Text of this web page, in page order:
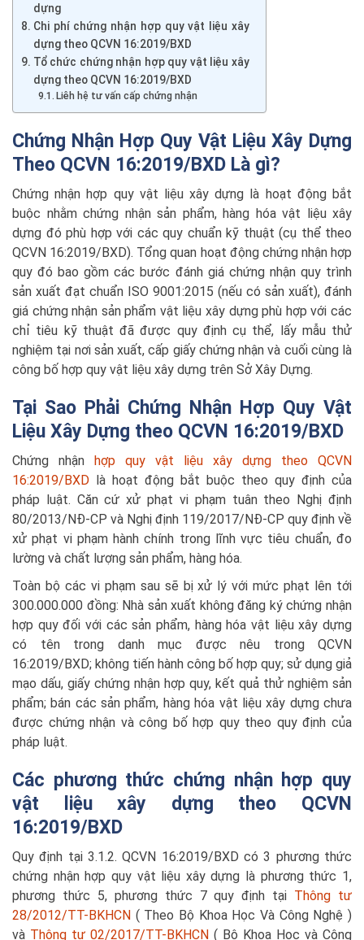
dựng
Chi phí chứng nhận hợp quy vật liệu xây
dựng theo QCVN 16:2019/BXD
Tổ chức chứng nhận hợp quy vật liệu xây
dựng theo QCVN 16:2019/BXD
Liêh hệ tư vấn cấp chứng nhận
Chứng Nhận Hợp Quy Vật Liệu Xây Dựng
Theo QCVN 16:2019/BXD Là gì?
Chứng nhận hợp quy vật liệu xây dựng là hoạt động bắt
buộc nhằm chứng nhận sản phẩm, hàng hóa vật liệu xây
dựng đó phù hợp với các quy chuẩn kỹ thuật (cụ thể theo
QCVN 16:2019/BXD). Tổng quan hoạt động chứng nhận hợp
quy đó bao gồm các bước đánh giá chứng nhận quy trình
sản xuất đạt chuẩn ISO 9001:2015 (nếu có sản xuất), đánh
giá chứng nhận sản phẩm vật liệu xây dựng phù hợp với các
chỉ tiêu kỹ thuật đã được quy định cụ thể, lấy mẫu thử
nghiệm tại nơi sản xuất, cấp giấy chứng nhận và cuối cùng là
công bố hợp quy vật liệu xây dựng trên Sở Xây Dựng.
Tại Sao Phải Chứng Nhận Hợp Quy Vật
Liệu Xây Dựng theo QCVN 16:2019/BXD
Chứng nhận hợp quy vật liệu xây dựng theo QCVN
16:2019/BXD là hoạt động bắt buộc theo quy định của
pháp luật. Căn cứ xử phạt vi phạm tuân theo Nghị định
80/2013/NĐ-CP và Nghị định 119/2017/NĐ-CP quy định về
xử phạt vi phạm hành chính trong lĩnh vực tiêu chuẩn, đo
lường và chất lượng sản phẩm, hàng hóa.
Toàn bộ các vi phạm sau sẽ bị xử lý với mức phạt lên tới
300.000.000 đồng: Nhà sản xuất không đăng ký chứng nhận
hợp quy đối với các sản phẩm, hàng hóa vật liệu xây dựng
có tên trong danh mục được nêu trong QCVN
16:2019/BXD; không tiến hành công bố hợp quy; sử dụng giả
mạo dấu, giấy chứng nhận hợp quy, kết quả thử nghiệm sản
phẩm; bán các sản phẩm, hàng hóa vật liệu xây dựng chưa
được chứng nhận và công bố hợp quy theo quy định của
pháp luật.
Các phương thức chứng nhận hợp quy
vật liệu xây dựng theo QCVN
16:2019/BXD
Quy định tại 3.1.2. QCVN 16:2019/BXD có 3 phương thức
chứng nhận hợp quy vật liệu xây dựng là phương thức 1,
phương thức 5, phương thức 7 quy định tại Thông tư
28/2012/TT-BKHCN ( Theo Bộ Khoa Học Và Công Nghệ )
và Thông tư 02/2017/TT-BKHCN ( Bộ Khoa Học và Công